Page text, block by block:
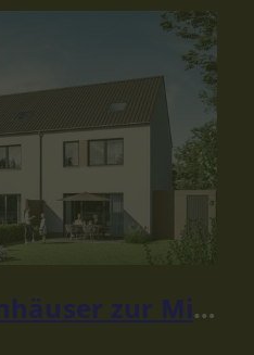
Neubau-Reihenhäuser zur Miete in Schandelah bei Cremlingen – Modernes Wohnen für Familien